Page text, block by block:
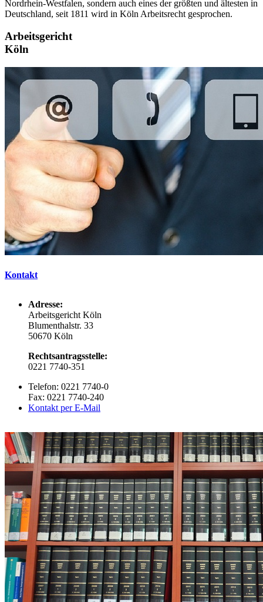
Nordrhein-Westfalen, sondern auch eines der größten und ältesten in
Deutschland, seit 1811 wird in Köln Arbeitsrecht gesprochen.
Arbeitsgericht
Köln
Kontakt
Adresse:
Arbeitsgericht Köln
Blumenthalstr. 33
50670 Köln
Rechtsantragsstelle:
0221 7740-351
Telefon: 0221 7740-0
Fax: 0221 7740-240
Kontakt per E-Mail